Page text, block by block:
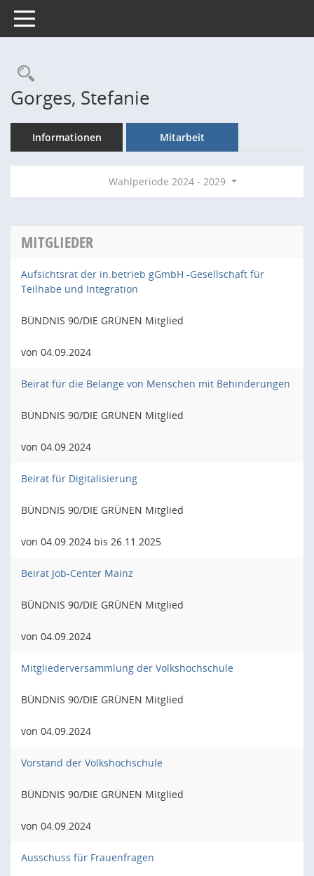
Toggle navigation
Rechercheauswahl
Gorges, Stefanie
Informationen Mitarbeit
Wahlperiode 2024 - 2029
MITGLIEDER
Aufsichtsrat der in.betrieb gGmbH -Gesellschaft für
Teilhabe und Integration
BÜNDNIS 90/DIE GRÜNEN Mitglied
von 04.09.2024
Beirat für die Belange von Menschen mit Behinderungen
BÜNDNIS 90/DIE GRÜNEN Mitglied
von 04.09.2024
Beirat für Digitalisierung
BÜNDNIS 90/DIE GRÜNEN Mitglied
von 04.09.2024 bis 26.11.2025
Beirat Job-Center Mainz
BÜNDNIS 90/DIE GRÜNEN Mitglied
von 04.09.2024
Mitgliederversammlung der Volkshochschule
BÜNDNIS 90/DIE GRÜNEN Mitglied
von 04.09.2024
Vorstand der Volkshochschule
BÜNDNIS 90/DIE GRÜNEN Mitglied
von 04.09.2024
Ausschuss für Frauenfragen